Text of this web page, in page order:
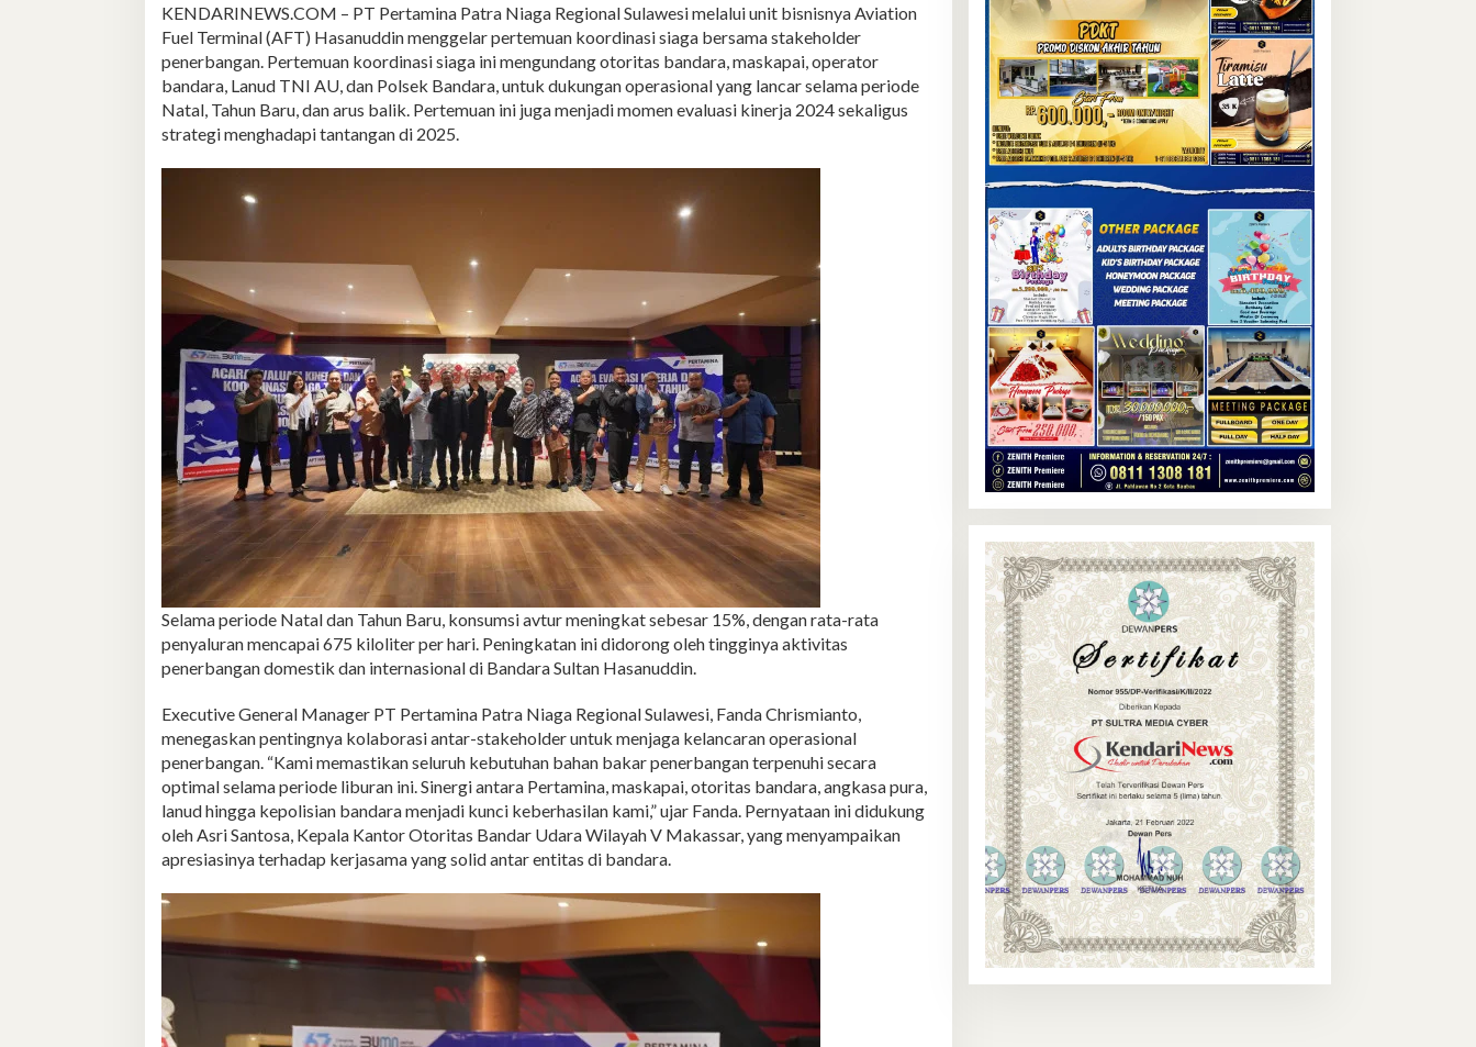
KENDARINEWS.COM – PT Pertamina Patra Niaga Regional Sulawesi melalui unit bisnisnya Aviation
Fuel Terminal (AFT) Hasanuddin menggelar pertemuan koordinasi siaga bersama stakeholder
penerbangan. Pertemuan koordinasi siaga ini mengundang otoritas bandara, maskapai, operator
bandara, Lanud TNI AU, dan Polsek Bandara, untuk dukungan operasional yang lancar selama periode
Natal, Tahun Baru, dan arus balik. Pertemuan ini juga menjadi momen evaluasi kinerja 2024 sekaligus
strategi menghadapi tantangan di 2025.
Selama periode Natal dan Tahun Baru, konsumsi avtur meningkat sebesar 15%, dengan rata-rata
penyaluran mencapai 675 kiloliter per hari. Peningkatan ini didorong oleh tingginya aktivitas
penerbangan domestik dan internasional di Bandara Sultan Hasanuddin.
Executive General Manager PT Pertamina Patra Niaga Regional Sulawesi, Fanda Chrismianto,
menegaskan pentingnya kolaborasi antar-stakeholder untuk menjaga kelancaran operasional
penerbangan. “Kami memastikan seluruh kebutuhan bahan bakar penerbangan terpenuhi secara
optimal selama periode liburan ini. Sinergi antara Pertamina, maskapai, otoritas bandara, angkasa pura,
lanud hingga kepolisian bandara menjadi kunci keberhasilan kami,” ujar Fanda. Pernyataan ini didukung
oleh Asri Santosa, Kepala Kantor Otoritas Bandar Udara Wilayah V Makassar, yang menyampaikan
apresiasinya terhadap kerjasama yang solid antar entitas di bandara.